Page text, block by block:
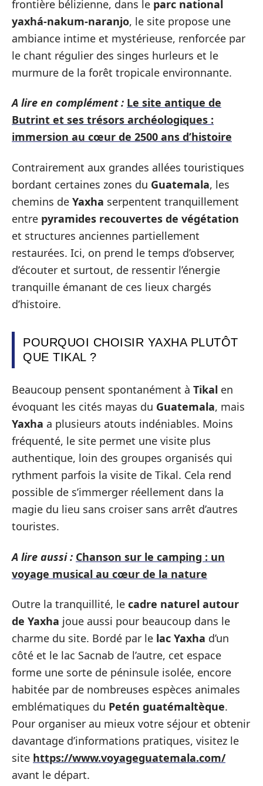
frontière bélizienne, dans le parc national
yaxhá-nakum-naranjo, le site propose une
ambiance intime et mystérieuse, renforcée par
le chant régulier des singes hurleurs et le
murmure de la forêt tropicale environnante.
A lire en complément : Le site antique de
Butrint et ses trésors archéologiques :
immersion au cœur de 2500 ans d’histoire
Contrairement aux grandes allées touristiques
bordant certaines zones du Guatemala, les
chemins de Yaxha serpentent tranquillement
entre pyramides recouvertes de végétation
et structures anciennes partiellement
restaurées. Ici, on prend le temps d’observer,
d’écouter et surtout, de ressentir l’énergie
tranquille émanant de ces lieux chargés
d’histoire.
POURQUOI CHOISIR YAXHA PLUTÔT
QUE TIKAL ?
Beaucoup pensent spontanément à Tikal en
évoquant les cités mayas du Guatemala, mais
Yaxha a plusieurs atouts indéniables. Moins
fréquenté, le site permet une visite plus
authentique, loin des groupes organisés qui
rythment parfois la visite de Tikal. Cela rend
possible de s’immerger réellement dans la
magie du lieu sans croiser sans arrêt d’autres
touristes.
A lire aussi : Chanson sur le camping : un
voyage musical au cœur de la nature
Outre la tranquillité, le cadre naturel autour
de Yaxha joue aussi pour beaucoup dans le
charme du site. Bordé par le lac Yaxha d’un
côté et le lac Sacnab de l’autre, cet espace
forme une sorte de péninsule isolée, encore
habitée par de nombreuses espèces animales
emblématiques du Petén guatémaltèque.
Pour organiser au mieux votre séjour et obtenir
davantage d’informations pratiques, visitez le
site https://www.voyageguatemala.com/
avant le départ.